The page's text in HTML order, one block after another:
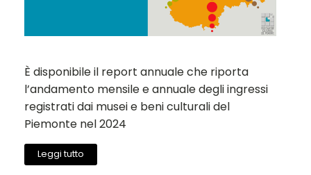
È disponibile il report annuale che riporta
l’andamento mensile e annuale degli ingressi
registrati dai musei e beni culturali del
Piemonte nel 2024
Leggi tutto